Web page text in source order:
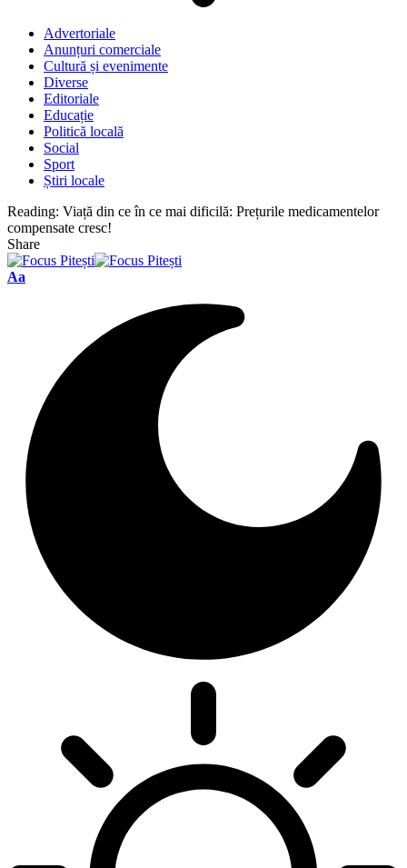
Advertoriale
Anunțuri comerciale
Cultură și evenimente
Diverse
Editoriale
Educație
Politică locală
Social
Sport
Știri locale
Reading: Viață din ce în ce mai dificilă: Prețurile medicamentelor
compensate cresc!
Share
Font
Aa